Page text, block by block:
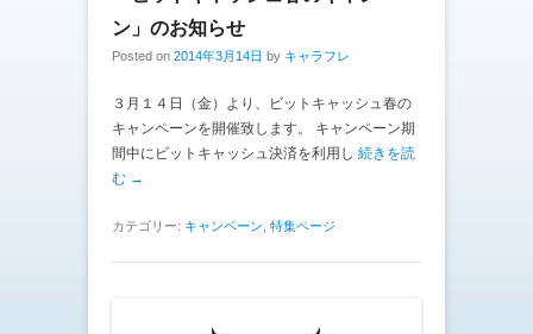
ン」のお知らせ
Posted on 2014年3月14日 by キャラフレ
３月１４日（金）より、ビットキャッシュ春の
キャンペーンを開催致します。 キャンペーン期
間中にビットキャッシュ決済を利用し 続きを読
む →
カテゴリー: キャンペーン 特集ページ